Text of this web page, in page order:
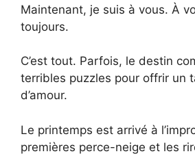
Maintenant, je suis à vous. À
toujours.
C’est tout. Parfois, le destin
terribles puzzles pour offrir un
d’amour.
Le printemps est arrivé à
premières perce-neige et les